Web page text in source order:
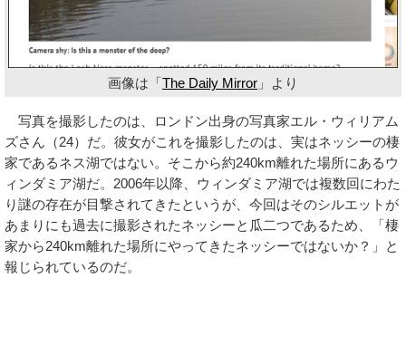
画像は「The Daily Mirror 」より
写真を撮影したのは、ロンドン出身の写真家エル・ウィリアム
ズさん（24）だ。彼女がこれを撮影したのは、実はネッシーの棲
家であるネス湖ではない。そこから約240km離れた場所にあるウ
ィンダミア湖だ。2006年以降、ウィンダミア湖では複数回にわた
り謎の存在が目撃されてきたというが、今回はそのシルエットが
あまりにも過去に撮影されたネッシーと瓜二つであるため、「棲
家から240km離れた場所にやってきたネッシーではないか？」と
報じられているのだ。